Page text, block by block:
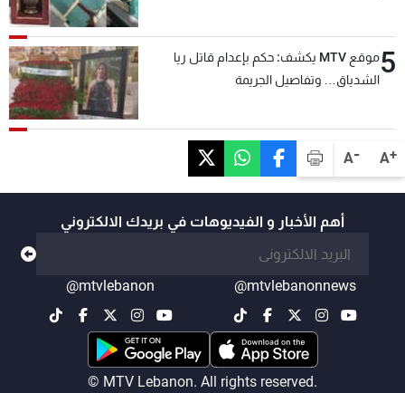
A+
A-
5
موقع MTV يكشف: حكم بإعدام قاتل ريا
الشدياق… وتفاصيل الجريمة
أهم الأخبار و الفيديوهات في بريدك الالكتروني
@mtvlebanonnews
@mtvlebanon
© MTV Lebanon. All rights reserved.